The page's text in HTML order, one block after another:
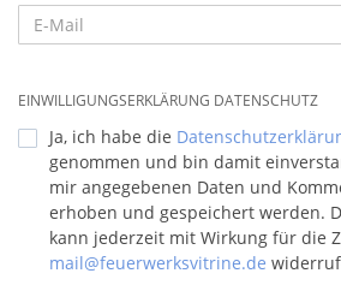
EINWILLIGUNGSERKLÄRUNG DATENSCHUTZ
Ja, ich habe die
genommen und bin damit
mir angegebenen Daten und
erhoben und gespeichert werden.
kann jederzeit mit Wirkung für die
mail@feuerwerksvitrine.de